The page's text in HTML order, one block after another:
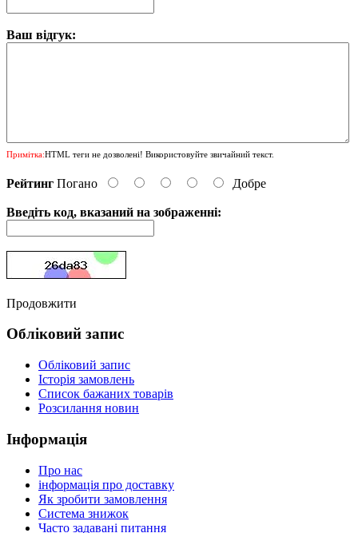
Ваш відгук:
Примітка:HTML теги не дозволені! Використовуйте звичайний текст.
Рейтинг Погано Добре
Введіть код, вказаний на зображенні:
Продовжити
Обліковий запис
Обліковий запис
Історія замовлень
Список бажаних товарів
Розсилання новин
Інформація
Про нас
інформація про доставку
Як зробити замовлення
Система знижок
Часто задавані питання